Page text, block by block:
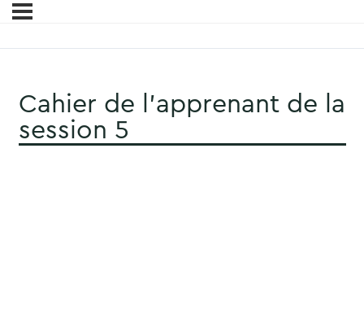
Cahier de l’apprenant de la
session 5